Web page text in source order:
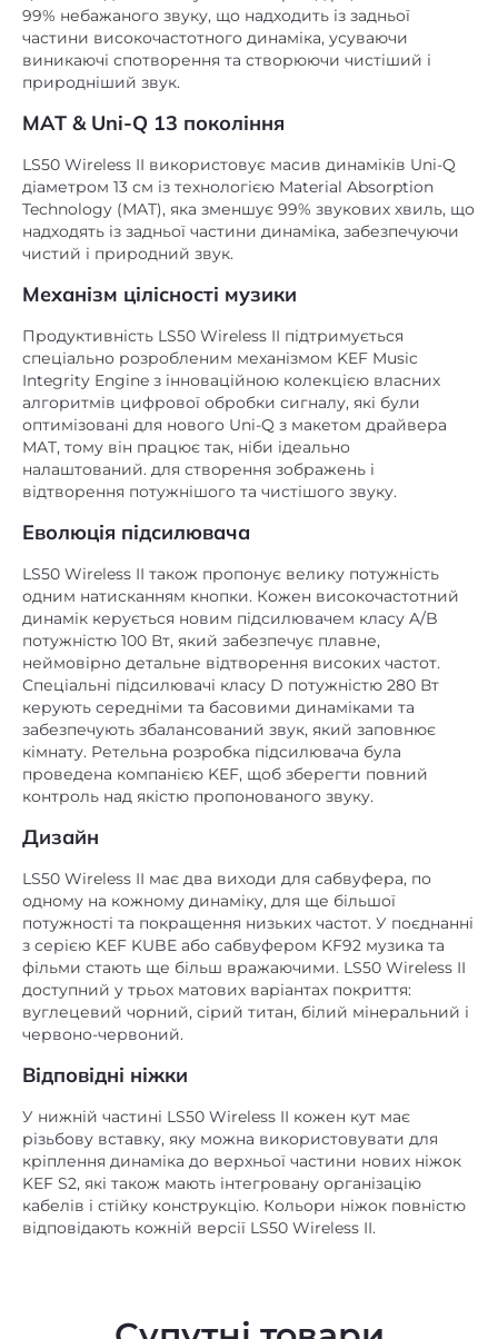
частини високочастотного динаміка, усуваючи
виникаючі спотворення та створюючи чистіший і
природніший звук.
MAT & Uni-Q 13 покоління
LS50 Wireless II використовує масив динаміків Uni-Q
діаметром 13 см із технологією Material Absorption
Technology (MAT), яка зменшує 99% звукових хвиль, що
надходять із задньої частини динаміка, забезпечуючи
чистий і природний звук.
Механізм цілісності музики
Продуктивність LS50 Wireless II підтримується
спеціально розробленим механізмом KEF Music
Integrity Engine з інноваційною колекцією власних
алгоритмів цифрової обробки сигналу, які були
оптимізовані для нового Uni-Q з макетом драйвера
MAT, тому він працює так, ніби ідеально
налаштований. для створення зображень і
відтворення потужнішого та чистішого звуку.
Еволюція підсилювача
LS50 Wireless II також пропонує велику потужність
одним натисканням кнопки. Кожен високочастотний
динамік керується новим підсилювачем класу A/B
потужністю 100 Вт, який забезпечує плавне,
неймовірно детальне відтворення високих частот.
Спеціальні підсилювачі класу D потужністю 280 Вт
керують середніми та басовими динаміками та
забезпечують збалансований звук, який заповнює
кімнату. Ретельна розробка підсилювача була
проведена компанією KEF, щоб зберегти повний
контроль над якістю пропонованого звуку.
Дизайн
LS50 Wireless II має два виходи для сабвуфера, по
одному на кожному динаміку, для ще більшої
потужності та покращення низьких частот. У поєднанні
з серією KEF KUBE або сабвуфером KF92 музика та
фільми стають ще більш вражаючими. LS50 Wireless II
доступний у трьох матових варіантах покриття:
вуглецевий чорний, сірий титан, білий мінеральний і
червоно-червоний.
Відповідні ніжки
У нижній частині LS50 Wireless II кожен кут має
різьбову вставку, яку можна використовувати для
кріплення динаміка до верхньої частини нових ніжок
KEF S2, які також мають інтегровану організацію
кабелів і стійку конструкцію. Кольори ніжок повністю
відповідають кожній версії LS50 Wireless II.